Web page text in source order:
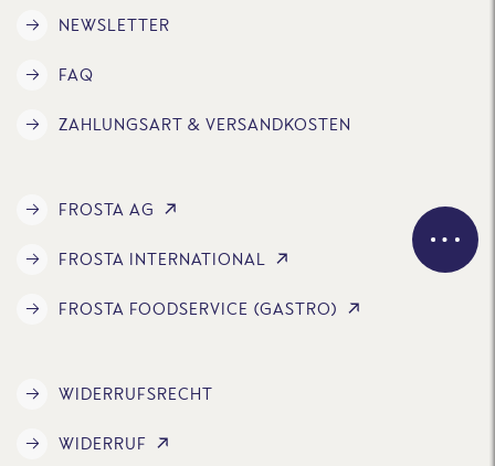
NEWSLETTER
FAQ
ZAHLUNGSART & VERSANDKOSTEN
FROSTA AG
FROSTA INTERNATIONAL
FROSTA FOODSERVICE (GASTRO)
WIDERRUFSRECHT
WIDERRUF